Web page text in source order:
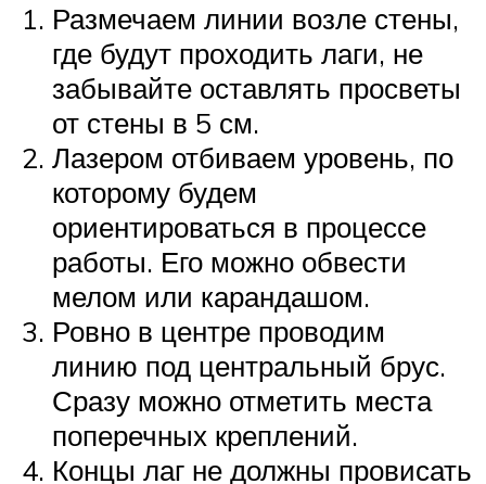
Размечаем линии возле стены,
где будут проходить лаги, не
забывайте оставлять просветы
от стены в 5 см.
Лазером отбиваем уровень, по
которому будем
ориентироваться в процессе
работы. Его можно обвести
мелом или карандашом.
Ровно в центре проводим
линию под центральный брус.
Сразу можно отметить места
поперечных креплений.
Концы лаг не должны провисать